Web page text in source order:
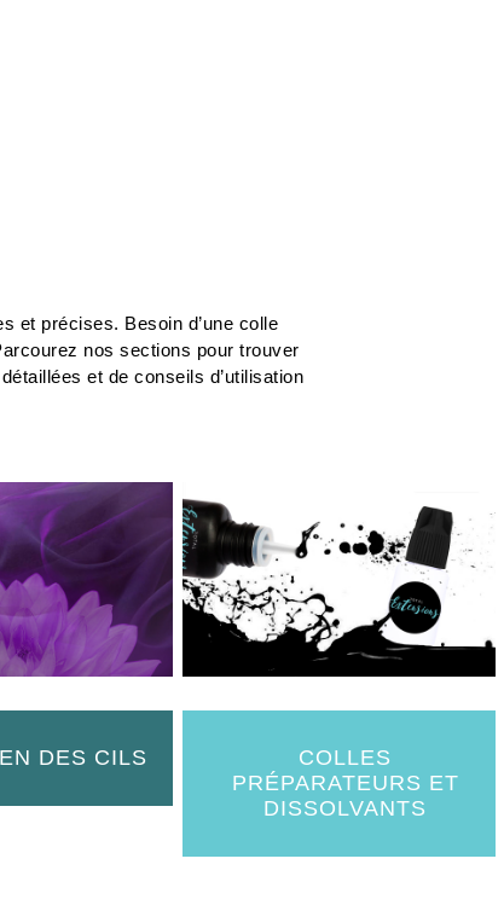
et précises. Besoin d’une colle
nos sections pour trouver
et de conseils d’utilisation
DES CILS
COLLES
PRÉPARATEURS ET
DISSOLVANTS